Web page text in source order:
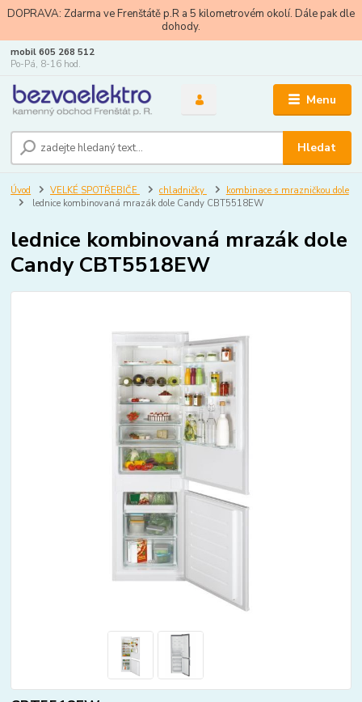
DOPRAVA: Zdarma ve Frenštátě p.R a 5 kilometrovém okolí. Dále pak dle
dohody.
Menu
Hledat
mobil 605 268 512
Po-Pá, 8-16 hod.
Úvod VELKÉ SPOTŘEBIČE chladničky
kombinace s mrazničkou dole
lednice kombinovaná mrazák dole Candy CBT5518EW
lednice kombinovaná mrazák dole
Candy CBT5518EW